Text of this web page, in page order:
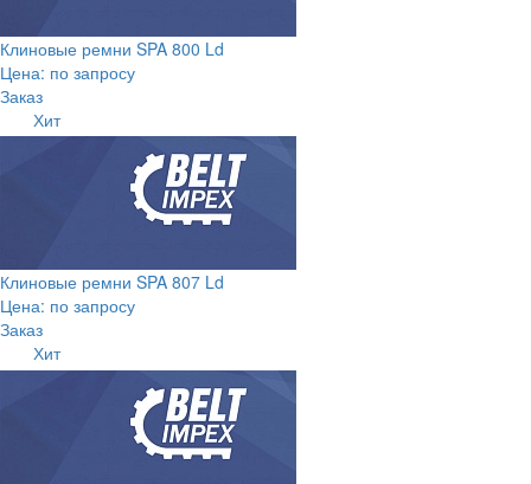
Клиновые ремни SPA 800 Ld
Цена: по запросу
Заказ
Хит
Клиновые ремни SPA 807 Ld
Цена: по запросу
Заказ
Хит